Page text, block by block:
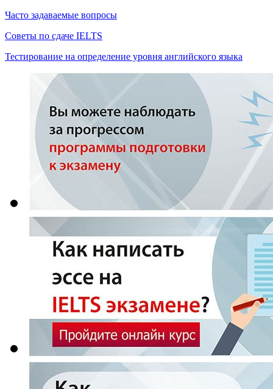
Часто задаваемые вопросы
Советы по сдаче IELTS
Тестирование на определение уровня английского языка